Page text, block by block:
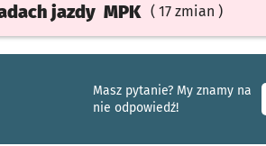
jazdy MPK ( 17 zmian )
Masz pytanie? My znamy na
nie odpowiedź!